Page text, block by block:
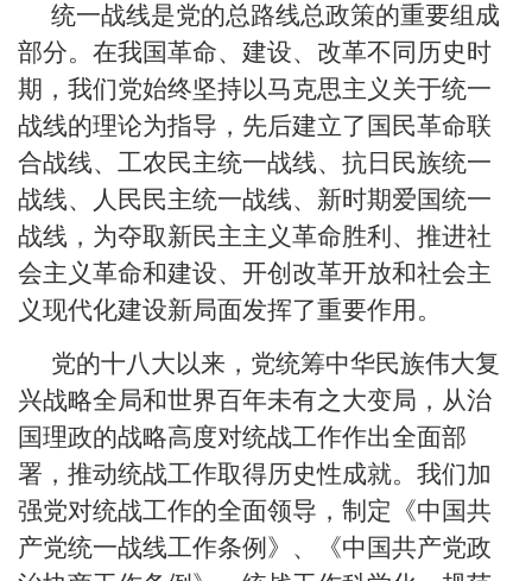
统一战线是党的总路线总政策的重要组成
部分。在我国革命、建设、改革不同历史时
期，我们党始终坚持以马克思主义关于统一
战线的理论为指导，先后建立了国民革命联
合战线、工农民主统一战线、抗日民族统一
战线、人民民主统一战线、新时期爱国统一
战线，为夺取新民主主义革命胜利、推进社
会主义革命和建设、开创改革开放和社会主
义现代化建设新局面发挥了重要作用。
党的十八大以来，党统筹中华民族伟大复
兴战略全局和世界百年未有之大变局，从治
国理政的战略高度对统战工作作出全面部
署，推动统战工作取得历史性成就。我们加
强党对统战工作的全面领导，制定《中国共
产党统一战线工作条例》、《中国共产党政